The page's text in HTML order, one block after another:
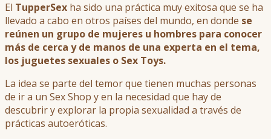
El TupperSex ha sido una práctica muy exitosa que se ha
llevado a cabo en otros países del mundo, en donde se
reúnen un grupo de mujeres u hombres para conocer
más de cerca y de manos de una experta en el tema,
los juguetes sexuales o Sex Toys.
La idea se parte del temor que tienen muchas personas
de ir a un Sex Shop y en la necesidad que hay de
descubrir y explorar la propia sexualidad a través de
prácticas autoeróticas.